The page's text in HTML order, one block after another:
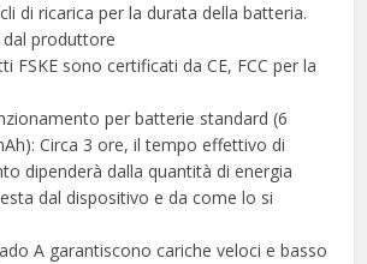
di ricarica per la durata della batteria.
produttore
FSKE sono certificati da CE, FCC per la
per batterie standard (6
Circa 3 ore, il tempo effettivo di
dipenderà dalla quantità di energia
dal dispositivo e da come lo si
A garantiscono cariche veloci e basso